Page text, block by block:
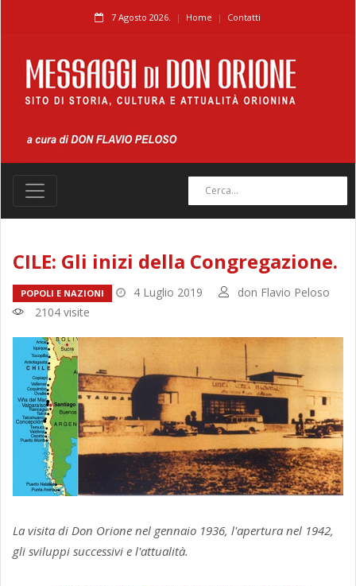
7 Agosto 2026. Home Contatti
CILE: Gli inizi della Congregazione.
POPOLI E NAZIONI 4 Luglio 2019
don Flavio Peloso
2104 visite
La visita di Don Orione nel gennaio 1936, l'apertura nel 1942,
gli sviluppi successivi e l'attualità.